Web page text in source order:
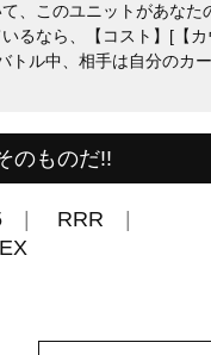
、このユニットがあなた
るなら、【コスト】[【カ
トル中、相手は自分のカ
のものだ!!
RRR